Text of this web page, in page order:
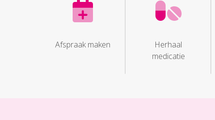
Afspraak maken
Herhaal
medicatie